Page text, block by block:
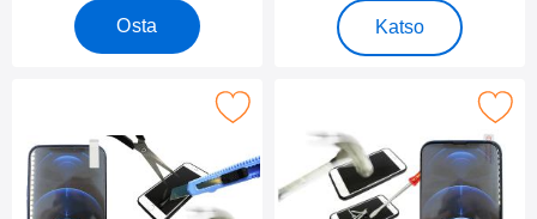
Osta Katso
, Lasi Kameralle
karkaistusta lasista iPhone 13 Pro Max (6.7)
Merkitse full Frame Karkaistusta Lasista